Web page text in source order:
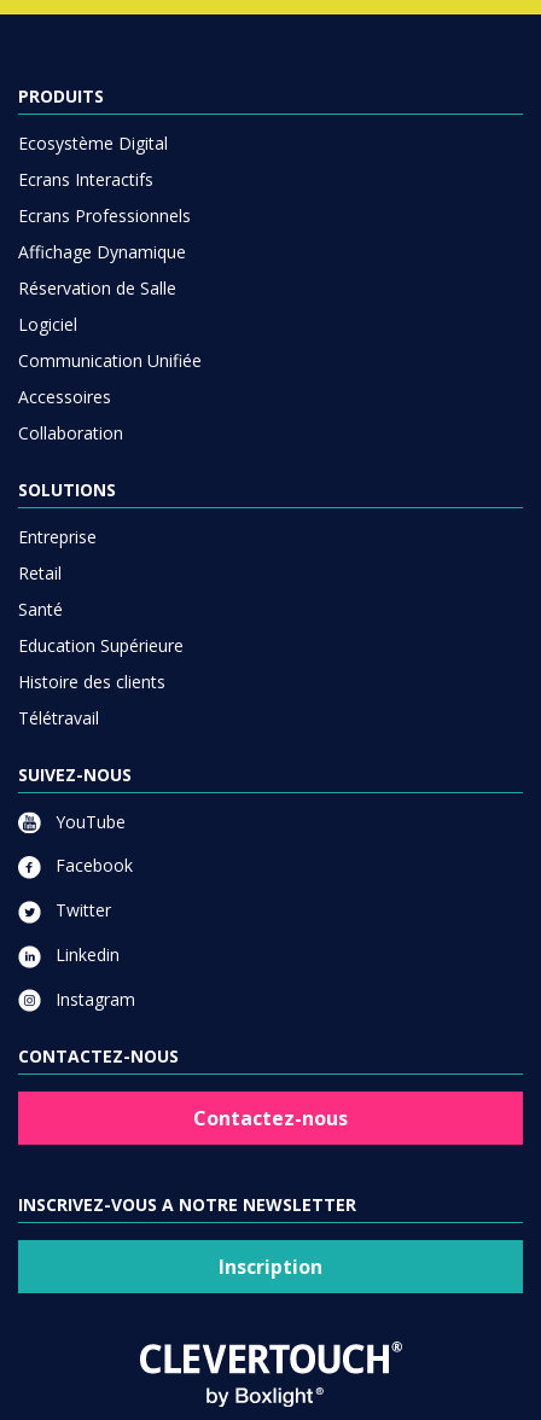
PRODUITS
Ecosystème Digital
Ecrans Interactifs
Ecrans Professionnels
Affichage Dynamique
Réservation de Salle
Logiciel
Communication Unifiée
Accessoires
Collaboration
SOLUTIONS
Entreprise
Retail
Santé
Education Supérieure
Histoire des clients
Télétravail
SUIVEZ-NOUS
YouTube
Facebook
Twitter
Linkedin
Instagram
CONTACTEZ-NOUS
Contactez-nous
INSCRIVEZ-VOUS A NOTRE NEWSLETTER
Inscription